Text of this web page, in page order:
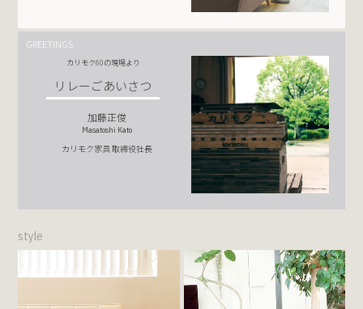
GREETINGS
カリモク60の現場より
リレーごあいさつ
加藤正俊
Masatoshi Kato
カリモク家具 取締役社長
style